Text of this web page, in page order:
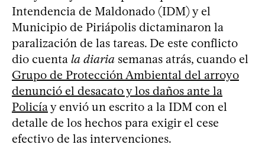
Intendencia de Maldonado (IDM) y el
Municipio de Piriápolis dictaminaron la
paralización de las tareas. De este conflicto
dio cuenta la diaria semanas atrás, cuando el
Grupo de Protección Ambiental del arroyo
denunció el desacato y los daños ante la
Policíay envió un escrito a la IDM con el
detalle de los hechos para exigir el cese
efectivo de las intervenciones.